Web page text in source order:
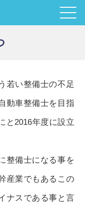
若い整備士の不足
動車整備士を目指
と2016年度に設立
整備士になる事を
産業でもあるこの
ナスである事と言